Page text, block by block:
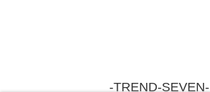
-TREND-SEVEN-